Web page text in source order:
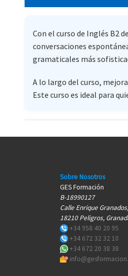
Con el curso de Inglés B2
conversaciones
gramaticales más
A lo largo del curso,
Este curso es ideal para
Sobre Nosotros
GES Formación
B-18990127
Calle Enrique
18210 Peligros,
+34 958 40 20 95
+34 672 32 32 10
+34 672 20 38 38